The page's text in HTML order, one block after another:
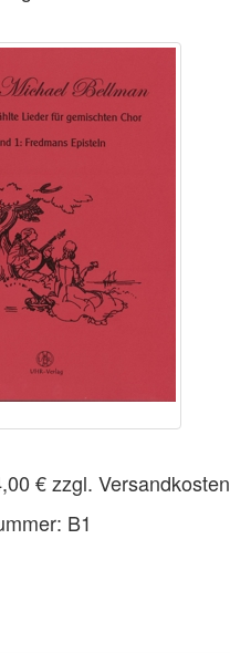
€ zzgl. Versandkosten
B1